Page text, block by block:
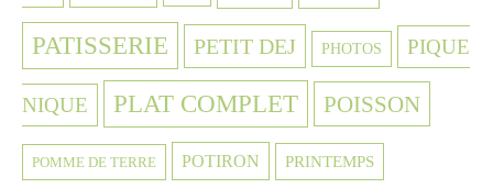
PATISSERIE PETIT DEJ PHOTOS PIQUE
NIQUE PLAT COMPLET POISSON
POMME DE TERRE POTIRON PRINTEMPS